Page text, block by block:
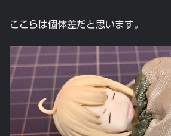
ここらは個体差だと思います。